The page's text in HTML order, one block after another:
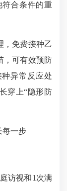
符合条件的重
，免费接种乙
，可有效预防
异常反应处
穿上“隐形防
一步
访视和1次满